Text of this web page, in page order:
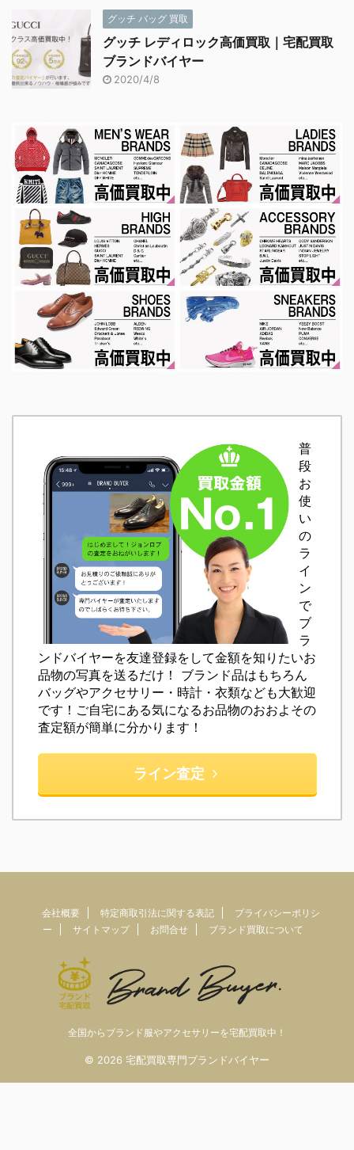
グッチ バッグ 買取
グッチ レディロック高価買取｜宅配買取
ブランドバイヤー
2020/4/8
普
段
お
使
い
の
ラ
イ
ン
で
ブ
ラ
ンドバイヤーを友達登録をして金額を知りたいお
品物の写真を送るだけ！ ブランド品はもちろん
バッグやアクセサリー・時計・衣類なども大歓迎
です！ご自宅にある気になるお品物のおおよその
査定額が簡単に分かります！
ライン査定
会社概要 特定商取引法に関する表記
プライバシーポリシ
ー
サイトマップ お問合せ ブランド買取について
全国からブランド服やアクセサリーを宅配買取中！
© 2026 宅配買取専門ブランドバイヤー